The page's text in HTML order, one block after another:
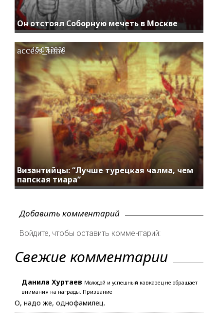
Он отстоял Соборную мечеть в Москве
Византийцы: “Лучше турецкая чалма, чем
папская тиара”
access_time
15.07.2020
Добавить комментарий
Войдите, чтобы оставить комментарий:
Свежие комментарии
Данила Хуртаев Молодой и успешный кавказец не обращает
внимания на награды. Призвание
О, надо же, однофамилец.